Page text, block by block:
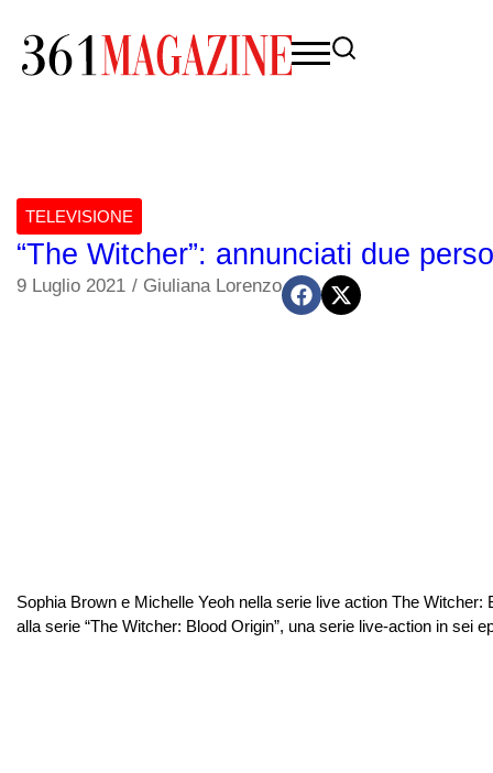
TELEVISIONE
“The Witcher”: annunciati due
9 Luglio 2021 / Giuliana Lorenzo
Sophia Brown e Michelle Yeoh nella serie live action The
alla serie “The Witcher: Blood Origin”, una serie live-action in sei